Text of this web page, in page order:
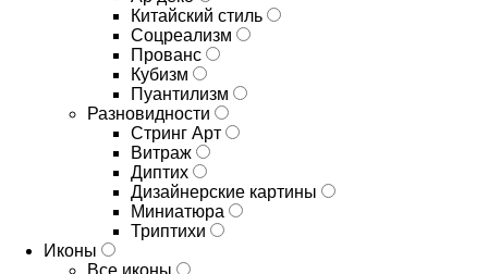
Китайский стиль
Соцреализм
Прованс
Кубизм
Пуантилизм
Разновидности
Стринг Арт
Витраж
Диптих
Дизайнерские картины
Миниатюра
Триптихи
Иконы
Все иконы